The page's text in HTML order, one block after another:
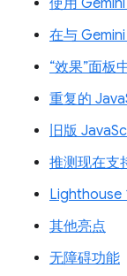
使用
在与
“效果”面板
重复的
旧版
推测现在支
Lighthouse
其他亮点
无障碍功能